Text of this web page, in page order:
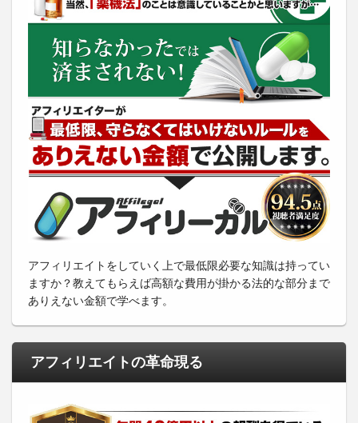
アフィリエイトをしていく上で最低限必要な知識は持ってい
ますか？教えてもらえば高額な費用が掛かる法的な部分まで
ありえない金額で学べます。
アフィリエイトの革命現る